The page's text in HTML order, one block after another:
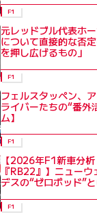
F1
元レッドブル代表ホ
について直接的な否
を押し広げるもの」
F1
フェルスタッペン、
ライバーたちの“番外
ム】
F1
【2026年F1新車分
『RB22』】ニュー
デスの“ゼロポッド”
F1